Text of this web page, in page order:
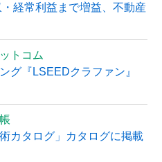
経常利益まで増益、不動産
トコム
グ『LSEEDクラファン』
カタログ」カタログに掲載